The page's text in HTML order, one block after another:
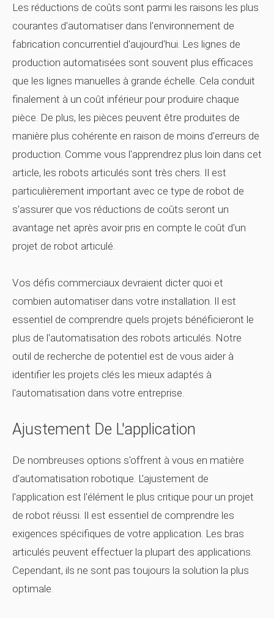
Les réductions de coûts sont parmi les raisons les plus
courantes d'automatiser dans l'environnement de
fabrication concurrentiel d'aujourd'hui. Les lignes de
production automatisées sont souvent plus efficaces
que les lignes manuelles à grande échelle. Cela conduit
finalement à un coût inférieur pour produire chaque
pièce. De plus, les pièces peuvent être produites de
manière plus cohérente en raison de moins d'erreurs de
production. Comme vous l'apprendrez plus loin dans cet
article, les robots articulés sont très chers. Il est
particulièrement important avec ce type de robot de
s'assurer que vos réductions de coûts seront un
avantage net après avoir pris en compte le coût d'un
projet de robot articulé.
Vos défis commerciaux devraient dicter quoi et
combien automatiser dans votre installation. Il est
essentiel de comprendre quels projets bénéficieront le
plus de l'automatisation des robots articulés. Notre
outil de recherche de potentiel est de vous aider à
identifier les projets clés les mieux adaptés à
l'automatisation dans votre entreprise.
Ajustement De L'application
De nombreuses options s'offrent à vous en matière
d'automatisation robotique. L'ajustement de
l'application est l'élément le plus critique pour un projet
de robot réussi. Il est essentiel de comprendre les
exigences spécifiques de votre application. Les bras
articulés peuvent effectuer la plupart des applications.
Cependant, ils ne sont pas toujours la solution la plus
optimale.